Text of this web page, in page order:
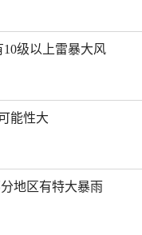
级以上雷暴大风
能性大
地区有特大暴雨